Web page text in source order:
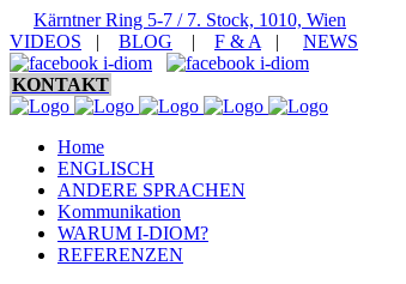
Kärntner Ring 5-7 / 7. Stock, 1010, Wien
VIDEOS | BLOG | F & A | NEWS
KONTAKT
Home
ENGLISCH
ANDERE SPRACHEN
Kommunikation
WARUM I-DIOM?
REFERENZEN